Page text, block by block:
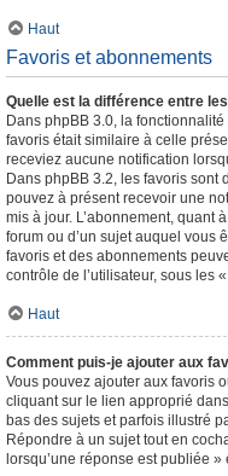
Haut
Favoris et abonnements
Quelle est la différence entre
Dans phpBB 3.0, la
favoris était similaire à celle
receviez aucune notification
Dans phpBB 3.2, les favoris
pouvez à présent recevoir une
mis à jour. L’abonnement, quant
forum ou d’un sujet auquel vous
favoris et des abonnements
contrôle de l’utilisateur, sous les
Haut
Comment puis-je ajouter aux
Vous pouvez ajouter aux favoris
cliquant sur le lien approprié
bas des sujets et parfois illustré
Répondre à un sujet tout en
lorsqu’une réponse est publiée